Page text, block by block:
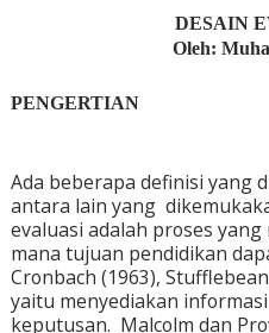
DESAIN
Oleh:
PENGERTIAN
Ada beberapa definisi yang
antara lain yang
evaluasi adalah proses
mana tujuan pendidikan
Cronbach (1963),
yaitu menyediakan
keputusan. Malcolm dan